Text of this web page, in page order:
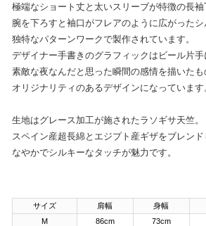
極端なショート丈と太いスリーブが特徴の長袖
腕を下ろすと袖口がフレアのように広がった
独特なパターンワークで製作されています。
デザイナー手書きのグラフィックはビール片
素敵な夜なんだと思った瞬間の感情を描いた
オリジナリティのあるデザインになっています
生地はグレース加工が施されたラソギサ天竺。
スペイン産超長綿とエジプト産ギザをブレン
なやかでシルキーなタッチが魅力です。
サイズ 肩幅 身幅
M
86cm 73cm